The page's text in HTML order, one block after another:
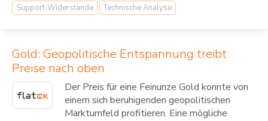
Support-Widerstände
Technische Analyse
Gold: Geopolitische Entspannung treibt
Preise nach oben
Der Preis für eine Feinunze Gold konnte von
einem sich beruhigenden geopolitischen
Marktumfeld profitieren. Eine mögliche